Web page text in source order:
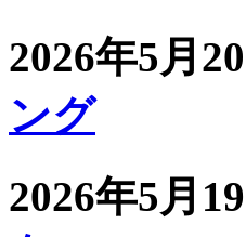
2026年5月
ング
2026年5月